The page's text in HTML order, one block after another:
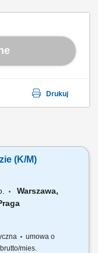
Drukuj
(K/M)
Warszawa,
umowa o
mies.